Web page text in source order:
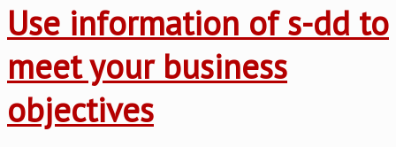
Use information of s-dd to
meet your business
objectives